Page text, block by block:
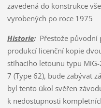
zavedená do konstrukce
vyrobených po roce 1975
Historie:Přestože původní
produkcí licenční kopie
stíhacího letounu typu MiG-
7 (Type 62), bude zabývat
byl tento úkol svěřen
k nedostupnosti